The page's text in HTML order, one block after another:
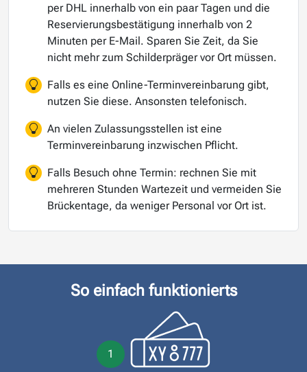
per DHL innerhalb von ein paar Tagen und die
Reservierungsbestätigung innerhalb von 2
Minuten per E-Mail. Sparen Sie Zeit, da Sie
nicht mehr zum Schilderpräger vor Ort müssen.
Falls es eine Online-Terminvereinbarung gibt,
nutzen Sie diese. Ansonsten telefonisch.
An vielen Zulassungsstellen ist eine
Terminvereinbarung inzwischen Pflicht.
Falls Besuch ohne Termin: rechnen Sie mit
mehreren Stunden Wartezeit und vermeiden Sie
Brückentage, da weniger Personal vor Ort ist.
So einfach funktionierts
1